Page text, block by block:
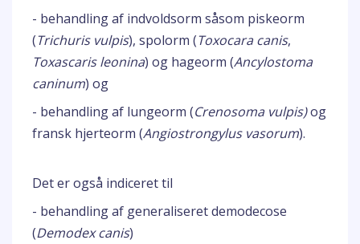
- behandling af indvoldsorm såsom piskeorm
(Trichuris vulpis), spolorm (Toxocara canis,
Toxascaris leonina) og hageorm (Ancylostoma
caninum) og
- behandling af lungeorm (Crenosoma vulpis)og
fransk hjerteorm (Angiostrongylus vasorum).
Det er også indiceret til
- behandling af generaliseret demodecose
(Demodex canis)